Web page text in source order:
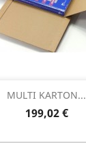
MULTI KARTON...
Preis
199,02 €
Vorschau